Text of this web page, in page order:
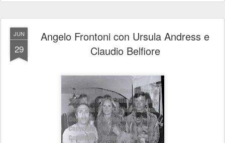
JUN
29
Angelo Frontoni con Ursula Andress e
Claudio Belfiore